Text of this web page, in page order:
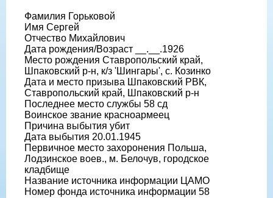
Фамилия Горьковой
Имя Сергей
Отчество Михайлович
Дата рождения/Возраст __.__.1926
Место рождения Ставропольский край,
Шпаковский р-н, к/з 'Шингары', с. Козинко
Дата и место призыва Шпаковский РВК,
Ставропольский край, Шпаковский р-н
Последнее место службы 58 сд
Воинское звание красноармеец
Причина выбытия убит
Дата выбытия 20.01.1945
Первичное место захоронения Польша,
Лодзинское воев., м. Белочув, городское
кладбище
Название источника информации ЦАМО
Номер фонда источника информации 58